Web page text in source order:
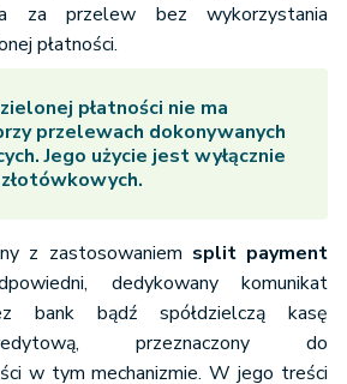
za przelew bez wykorzystania
płatności.
płatności nie ma
przelewach dokonywanych
Jego użycie jest wyłącznie
z zastosowaniem split payment
dedykowany komunikat
bank bądź spółdzielczą kasę
kredytową, przeznaczony do
w tym mechanizmie. W jego treści